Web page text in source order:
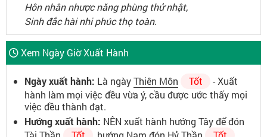
Hôn nhân nhược năng phùng thử nhật,
Sinh đắc hài nhi phúc thọ toàn.
Xem Ngày Giờ Xuất Hành
Ngày xuất hành: Là ngàyThiên Môn Tốt
- Xuất
hành làm mọi việc đều vừa ý, cầu được ước thấy mọi
việc đều thành đạt.
Hướng xuất hành: NÊN xuất hành hướng Tây để đón